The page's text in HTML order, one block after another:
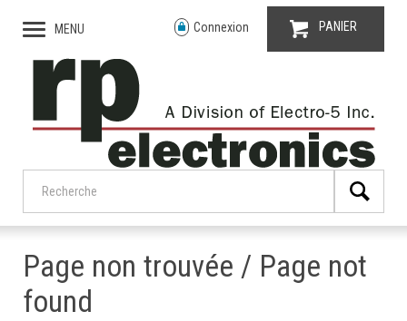
MENU Connexion PANIER
Page non trouvée / Page not
found